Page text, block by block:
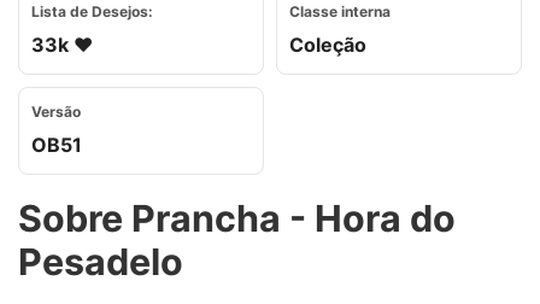
Lista de Desejos:
33k ❤️
Classe interna
Coleção
Versão
OB51
Sobre Prancha - Hora do
Pesadelo